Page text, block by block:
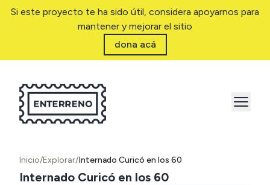
Si este proyecto te ha sido útil, considera apoyarnos para
mantener y mejorar el sitio
dona acá
Inicio/Explorar/Internado Curicó en los 60
Internado Curicó en los 60